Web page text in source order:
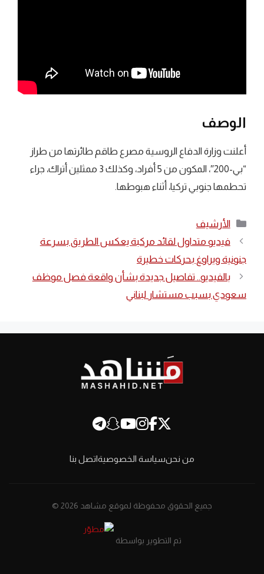
الوصف
أعلنت وزارة الدفاع الروسية مصرع طاقم طائرتها من طراز
“بي-200″، المكون من 5 أفراد، وكذلك 3 ممثلين أتراك، جراء
تحطمها جنوبي تركيا، أثناء هبوطها.
التصنيفات
الأرشيف
فيديو متداول لقائد مركبة يعكس الطريق بسرعة
جنونية ويراوغ بحركات خطيرة
بالفيديو.. تفاصيل جديدة بشأن واقعة فصل موظف
سعودي بسبب مستشار لبناني
من نحنسياسة الخصوصيةاتصل بنا
جميع الحقوق محفوظة لموقع مشاهد 2026 ©
تم التطوير بواسطة